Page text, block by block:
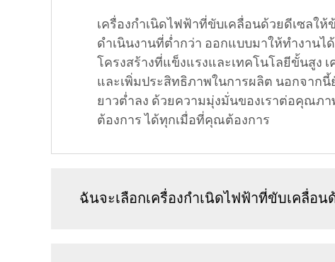
เครื่องกำเนิดไฟฟ้าที่ขับเคลื่อนด้วยดีเซลใ
ดำเนินงานที่ต่ำกว่า ออกแบบมาให้ทำงาน
โครงสร้างที่แข็งแรงและเทคโนโลยีขั้นสูง
และเพิ่มประสิทธิภาพในการผลิต นอกจาก
ยาวต่ำลง ด้วยความมุ่งมั่นของเราต่อคุณภ
ต้องการ ได้ทุกเมื่อที่คุณต้องการ
ฉันจะเลือกเครื่องกำเนิดไฟฟ้าที่ขับเคลื่อ